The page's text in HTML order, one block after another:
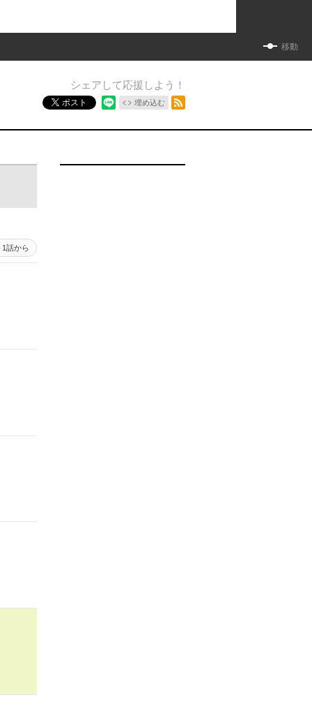
移動
シェアして応援しよう！
ポスト 埋め込む
1話から